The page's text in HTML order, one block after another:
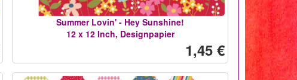
Summer Lovin' - Hey Sunshine!
12 x 12 Inch, Designpapier
1,45 €